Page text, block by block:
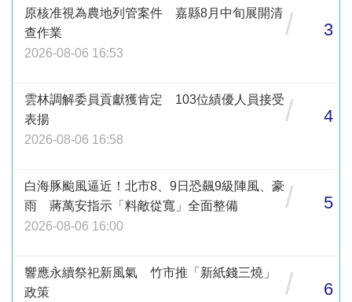
原核准視為農地列管案件 嘉縣8月中旬展開清
查作業
2026-08-06 16:53
/ 3
雲林調解委員貢獻獲肯定 103位績優人員接受
表揚
2026-08-06 16:58
/ 4
白海豚颱風逼近！北市8、9日恐飆9級陣風、豪
雨 蔣萬安指示「料敵從寬」全面整備
2026-08-06 16:00
/ 5
響應永續祭祀新風氣 竹市推「新紙錢三燒」
政策
/ 6